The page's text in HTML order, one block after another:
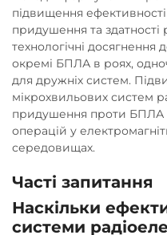
підвищення
придушення та здатності
технологічні досягнення
окремі БПЛА в роях,
для дружніх систем.
мікрохвильових систем
придушення проти БПЛА
операцій у
середовищах.
Часті запитання
Наскільки
системи